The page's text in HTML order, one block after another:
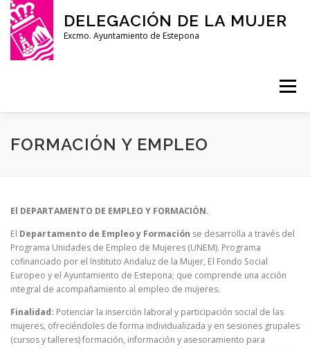
Saltar
contenido
DELEGACIÓN DE LA MUJER
Excmo. Ayuntamiento de Estepona
Menú
INICIO ACTIVIDADES VIOLENCIA DE GÉNERO
FORMACIÓN Y EMPLEO
El DEPARTAMENTO DE EMPLEO Y FORMACIÓN.
El Departamento de Empleo y Formación se desarrolla a través del
Programa Unidades de Empleo de Mujeres (UNEM). Programa
cofinanciado por el Instituto Andaluz de la Mujer, El Fondo Social
Europeo y el Ayuntamiento de Estepona; que comprende una acción
integral de acompañamiento al empleo de mujeres.
Finalidad: Potenciar la inserción laboral y participación social de las
mujeres, ofreciéndoles de forma individualizada y en sesiones grupales
(cursos y talleres) formación, información y asesoramiento para